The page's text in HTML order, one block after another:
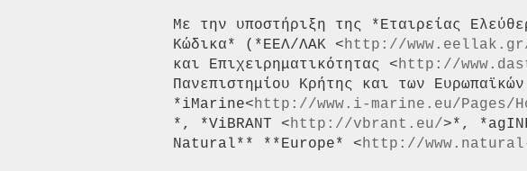
Με την υποστήριξη της *Εταιρείας
Κώδικα* (*ΕΕΛ/ΛΑΚ <http://
και Επιχειρηματικότητας <http://
Πανεπιστημίου Κρήτης και των
*iMarine<http://www.i-marine.eu/Pages/
*, *ViBRANT <http://vbrant.eu/>*,
Natural** **Europe* <http://